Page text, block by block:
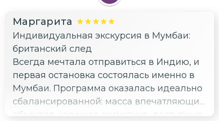
Маргарита
Индивидуальная экскурсия в Мумбаи:
британский след
Всегда мечтала отправиться в Индию, и
первая остановка состоялась именно в
Мумбаи. Программа оказалась идеально
сбалансированной: масса впечатляющих
объектов, хорошая логистика, доступные